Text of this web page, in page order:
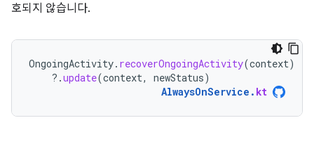
호되지 않습니다.
OngoingActivity. recoverOngoingActivity(context)
?.update(context, newStatus)
AlwaysOnService . kt